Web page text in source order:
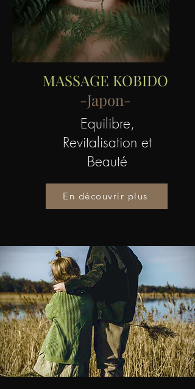
MASSAGE KOBIDO
-Japon-
Equilibre,
Revitalisation et
Beauté
En découvrir plus